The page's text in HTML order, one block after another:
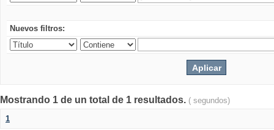
Nuevos filtros:
Mostrando 1 de un total de 1 resultados. ( segundos)
1